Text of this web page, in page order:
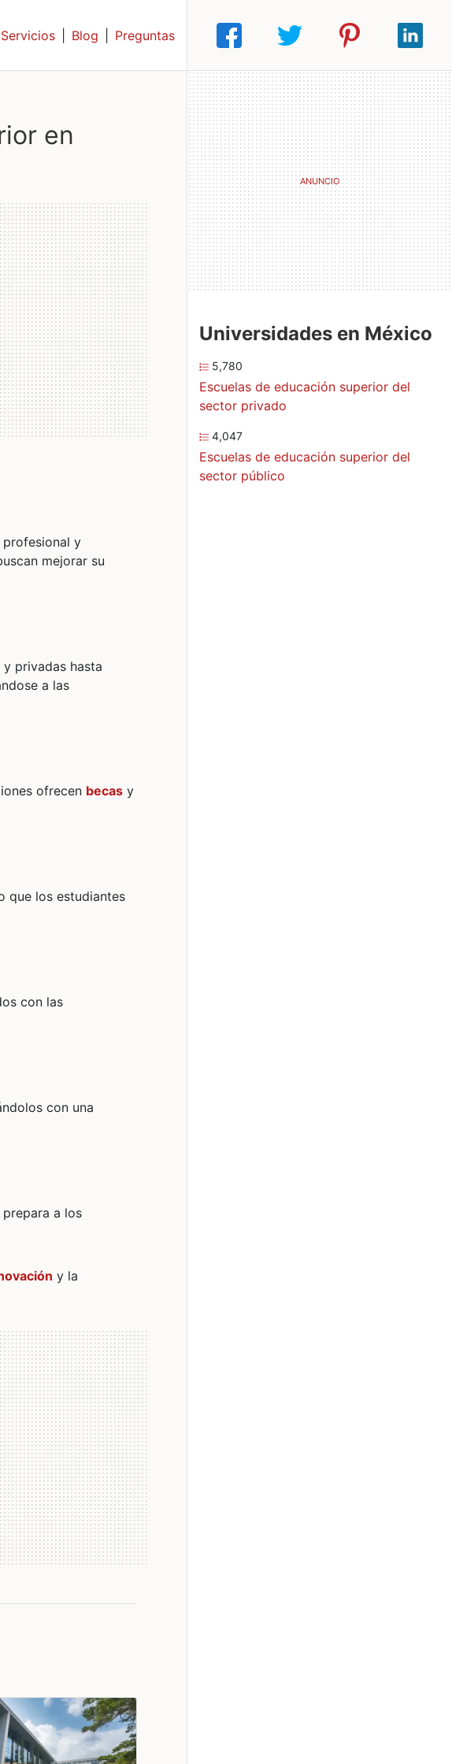
Servicios Blog Preguntas
profesional y
mejorar su
y privadas hasta
a las
ofrecen becas y
que los estudiantes
con las
con una
a los
y la
Universidades en México
5,780
Escuelas de educación superior del
sector privado
4,047
Escuelas de educación superior del
sector público